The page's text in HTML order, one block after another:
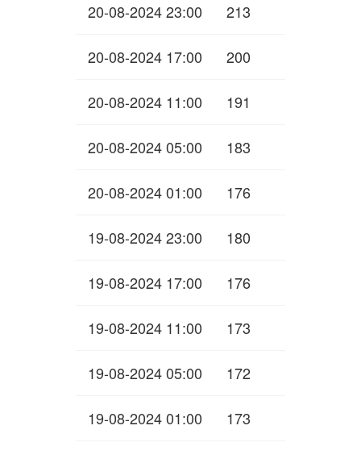
20-08-2024 23:00 213
20-08-2024 17:00 200
20-08-2024 11:00 191
20-08-2024 05:00 183
20-08-2024 01:00 176
19-08-2024 23:00 180
19-08-2024 17:00 176
19-08-2024 11:00 173
19-08-2024 05:00 172
19-08-2024 01:00 173